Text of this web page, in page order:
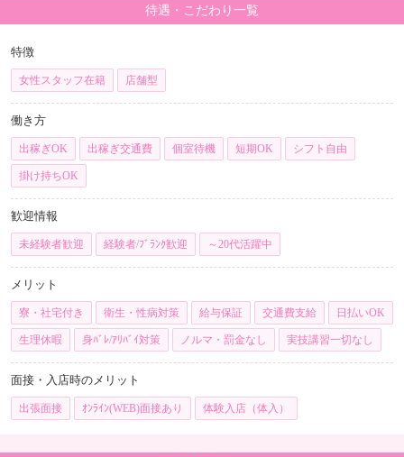
待遇・こだわり一覧
特徴
女性スタッフ在籍 店舗型
働き方
出稼ぎOK 出稼ぎ交通費 個室待機 短期OK シフト自由
掛け持ちOK
歓迎情報
未経験者歓迎 経験者/ﾌﾞﾗﾝｸ歓迎 ～20代活躍中
メリット
寮・社宅付き 衛生・性病対策 給与保証 交通費支給 日払いOK
生理休暇 身ﾊﾞﾚ/ｱﾘﾊﾞｲ対策 ノルマ・罰金なし 実技講習一切なし
面接・入店時のメリット
出張面接 ｵﾝﾗｲﾝ(WEB)面接あり 体験入店（体入）